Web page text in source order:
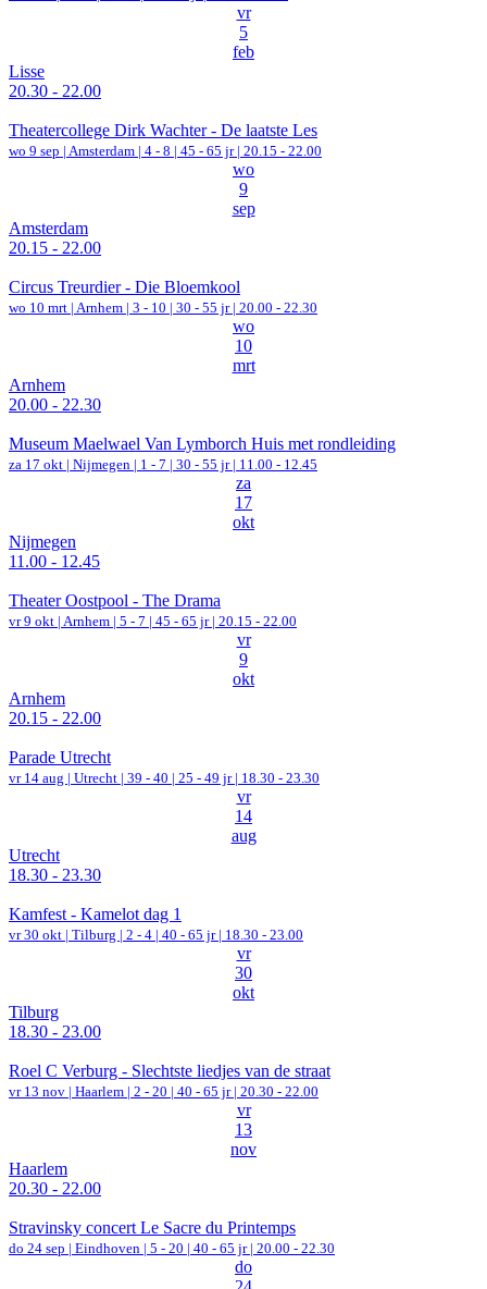
vr
5
feb
Lisse
20.30 - 22.00
Theatercollege Dirk Wachter - De laatste Les
wo 9 sep | Amsterdam | 4 - 8 | 45 - 65 jr | 20.15 - 22.00
wo
9
sep
Amsterdam
20.15 - 22.00
Circus Treurdier - Die Bloemkool
wo 10 mrt | Arnhem | 3 - 10 | 30 - 55 jr | 20.00 - 22.30
wo
10
mrt
Arnhem
20.00 - 22.30
Museum Maelwael Van Lymborch Huis met rondleiding
za 17 okt | Nijmegen | 1 - 7 | 30 - 55 jr | 11.00 - 12.45
za
17
okt
Nijmegen
11.00 - 12.45
Theater Oostpool - The Drama
vr 9 okt | Arnhem | 5 - 7 | 45 - 65 jr | 20.15 - 22.00
vr
9
okt
Arnhem
20.15 - 22.00
Parade Utrecht
vr 14 aug | Utrecht | 39 - 40 | 25 - 49 jr | 18.30 - 23.30
vr
14
aug
Utrecht
18.30 - 23.30
Kamfest - Kamelot dag 1
vr 30 okt | Tilburg | 2 - 4 | 40 - 65 jr | 18.30 - 23.00
vr
30
okt
Tilburg
18.30 - 23.00
Roel C Verburg - Slechtste liedjes van de straat
vr 13 nov | Haarlem | 2 - 20 | 40 - 65 jr | 20.30 - 22.00
vr
13
nov
Haarlem
20.30 - 22.00
Stravinsky concert Le Sacre du Printemps
do 24 sep | Eindhoven | 5 - 20 | 40 - 65 jr | 20.00 - 22.30
do